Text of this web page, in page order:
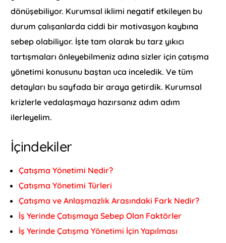
dönüşebiliyor. Kurumsal iklimi negatif etkileyen bu
durum çalışanlarda ciddi bir motivasyon kaybına
sebep olabiliyor. İşte tam olarak bu tarz yıkıcı
tartışmaları önleyebilmeniz adına sizler için çatışma
yönetimi konusunu baştan uca inceledik. Ve tüm
detayları bu sayfada bir araya getirdik. Kurumsal
krizlerle vedalaşmaya hazırsanız adım adım
ilerleyelim.
İçindekiler
Çatışma Yönetimi Nedir?
Çatışma Yönetimi Türleri
Çatışma ve Anlaşmazlık Arasındaki Fark Nedir?
İş Yerinde Çatışmaya Sebep Olan Faktörler
İş Yerinde Çatışma Yönetimi İçin Yapılması